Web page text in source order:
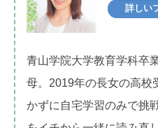
詳しい
青山学院大学教育学科卒
母。2019年の長女の高校
かずに自宅学習のみで挑